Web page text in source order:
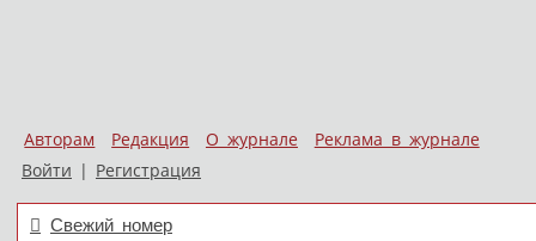
Авторам Редакция О журнале
Реклама в журнале
Войти | Регистрация
Свежий номер